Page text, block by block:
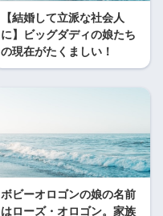
【結婚して立派な社会人
に】ビッグダディの娘たち
の現在がたくましい！
ボビーオロゴンの娘の名前
はローズ・オロゴン。家族